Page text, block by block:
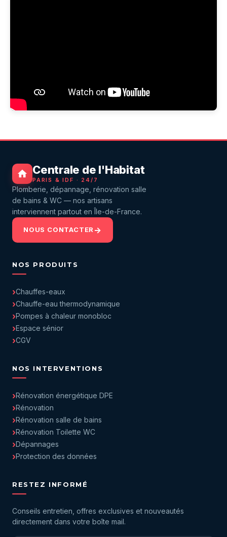
Centrale de l'Habitat
PARIS & IDF · 24/7
Plomberie, dépannage, rénovation salle
de bains & WC — nos artisans
interviennent partout en Île-de-France.
NOUS CONTACTER
NOS PRODUITS
Chauffes-eaux
Chauffe-eau thermodynamique
Pompes à chaleur monobloc
Espace sénior
CGV
NOS INTERVENTIONS
Rénovation énergétique DPE
Rénovation
Rénovation salle de bains
Rénovation Toilette WC
Dépannages
Protection des données
RESTEZ INFORMÉ
Conseils entretien, offres exclusives et nouveautés
directement dans votre boîte mail.